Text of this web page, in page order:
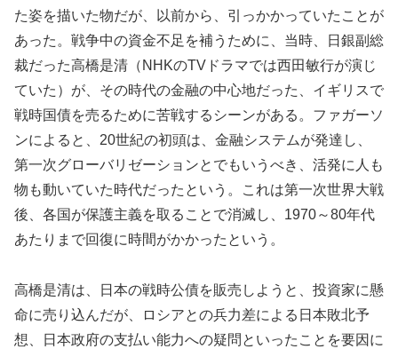
た姿を描いた物だが、以前から、引っかかっていたことが
あった。戦争中の資金不足を補うために、当時、日銀副総
裁だった高橋是清（NHKのTVドラマでは西田敏行が演じ
ていた）が、その時代の金融の中心地だった、イギリスで
戦時国債を売るために苦戦するシーンがある。ファガーソ
ンによると、20世紀の初頭は、金融システムが発達し、
第一次グローバリゼーションとでもいうべき、活発に人も
物も動いていた時代だったという。これは第一次世界大戦
後、各国が保護主義を取ることで消滅し、1970～80年代
あたりまで回復に時間がかかったという。
高橋是清は、日本の戦時公債を販売しようと、投資家に懸
命に売り込んだが、ロシアとの兵力差による日本敗北予
想、日本政府の支払い能力への疑問といったことを要因に